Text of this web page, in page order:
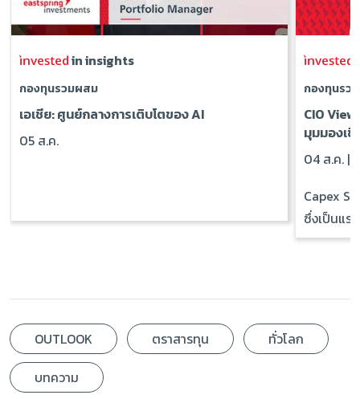
in insights
กองทุนรวมผสม
เอเชีย: ศูนย์กลางการเติบโตของ AI
05 ส.ค.
กองทุนรว
CIO
มุมมองเชิ
04 ส.ค. |
Capex
ซึ่งเป็นแร
OUTLOOK ตราสารทุน
ทั่วโลก
บทความ